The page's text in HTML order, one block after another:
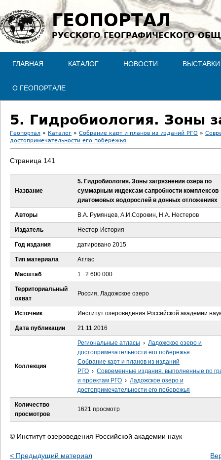
Jump to navigation
ГЕОПОРТАЛ
РУССКОГО ГЕОГРАФИЧЕСКОГО
ГЛАВНАЯ КАТАЛОГ НОВОСТИ ВЫСТАВКИ
О ГЕОПОРТАЛЕ
В
д
е
с
ь
Геопортал » Каталог » Собрание карт и планов из изданий РГО »
достопримечательности его побережья
Страница 141
Название
5. Гидробиология. Зоны загрязнения озера по
суммарным индексам сапробности комплексов
диатомовых водорослей в донных отложениях
Авторы В.А. Румянцев, А.И.Сорокин, Н.А. Нестеров
Издатель Нестор-История
Год издания датировано 2015
Тип материала Атлас
Масштаб 1 : 2 600 000
Территориальный
охват
Россия, Ладожское озеро
Источник Институт озероведения Российской академии наук
Дата публикации 21.11.2016
Коллекция
Региональные атласы › Ладожское озеро и
достопримечательности его побережья
Собрание карт и планов из изданий
РГО › Современные издания, выполненные по
и проектам РГО › Ладожское озеро и
достопримечательности его побережья
Количество
просмотров
1621 просмотр
© Институт озероведения Российской академии наук
< Предыдущий материал